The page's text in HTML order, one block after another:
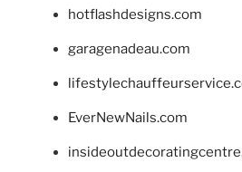
hotflashdesigns.com
garagenadeau.com
EverNewNails.com